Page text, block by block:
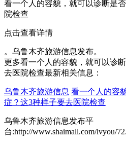
看一个人的容貌，就可以诊断是
院检查
点击查看详情
。乌鲁木齐旅游信息发布。
更多看一个人的容貌，就可以诊
去医院检查最新相关信息：
乌鲁木齐旅游信息 看一个人的容
症？这3种样子要去医院检查
乌鲁木齐旅游信息发布平
台:http://www.shaimall.com/lvyou/